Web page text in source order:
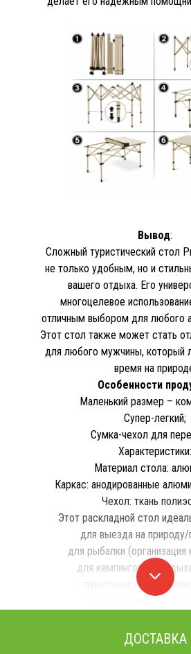
Вывод:
Сложный туристический стол
не только удобным, но и
вашего отдыха. Его
многоцелевое
отличным выбором для любого
Этот стол также может стать
для любого мужчины, который
время на
Особенности
Маленький размер –
Супер-легкий;
Сумка-чехол для
Характеристики:
Материал стола:
Каркас: анодированные
Чехол: ткань
Этот раскладной стол
для выезда на природу/
для рыбалки (организация
для кемпингового
туристический или
ДОСТАВКА